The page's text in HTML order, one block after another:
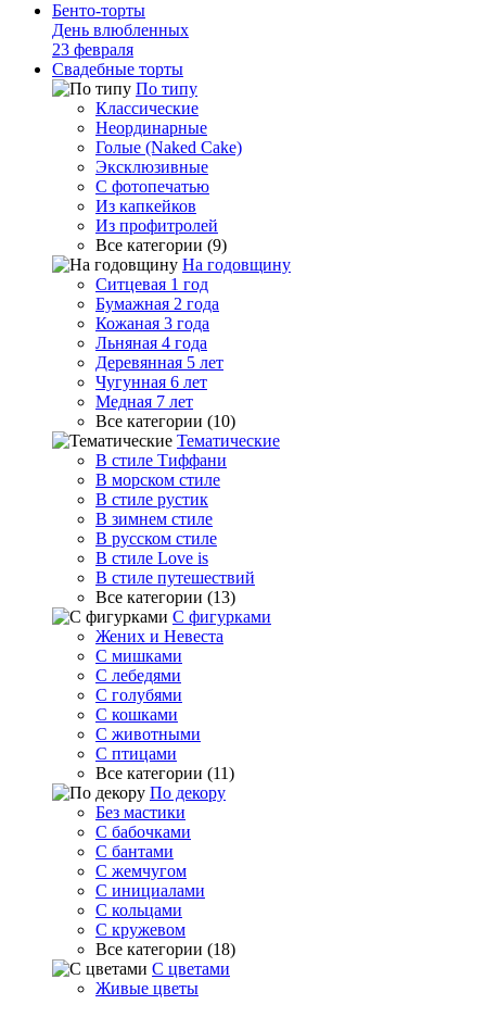
Бенто-торты
День влюбленных
23 февраля
Свадебные торты
По типу
Классические
Неординарные
Голые (Naked Cake)
Эксклюзивные
С фотопечатью
Из капкейков
Из профитролей
Все категории (9)
На годовщину
Ситцевая 1 год
Бумажная 2 года
Кожаная 3 года
Льняная 4 года
Деревянная 5 лет
Чугунная 6 лет
Медная 7 лет
Все категории (10)
Тематические
В стиле Тиффани
В морском стиле
В стиле рустик
В зимнем стиле
В русском стиле
В стиле Love is
В стиле путешествий
Все категории (13)
С фигурками
Жених и Невеста
С мишками
С лебедями
С голубями
С кошками
С животными
С птицами
Все категории (11)
По декору
Без мастики
С бабочками
С бантами
С жемчугом
С инициалами
С кольцами
С кружевом
Все категории (18)
С цветами
Живые цветы